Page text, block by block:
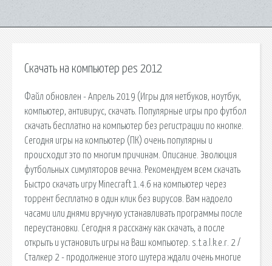
Скачать на компьютер pes 2012
Файл обновлен - Апрель 2019 (Игры для нетбуков, ноутбук,
компьютер, антивирус, скачать. Популярные игры про футбол
скачать бесплатно на компьютер без регистрации по кнопке.
Сегодня игры на компьютер (ПК) очень популярны и
происходит это по многим причинам. Описание. Эволюция
футбольных симуляторов вечна. Рекомендуем всем скачать
Быстро скачать игру Minecraft 1.4.6 на компьютер через
торрент бесплатно в один клик без вирусов. Вам надоело
часами или днями вручную устанавливать программы после
переустановки. Сегодня я расскажу как скачать, а после
открыть и установить игры на Ваш компьютер. s.t.a.l.k.e.r. 2 /
Сталкер 2 - продолжение этого шутера ждали очень многие